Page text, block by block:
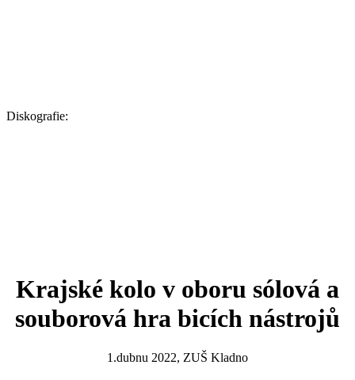
Diskografie:
Krajské kolo v oboru sólová a
souborová hra bicích nástrojů
1.dubnu 2022, ZUŠ Kladno